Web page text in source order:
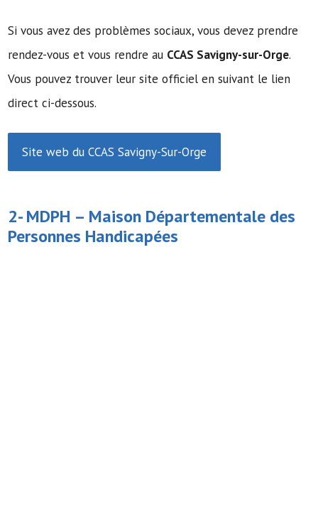
Si vous avez des problèmes sociaux, vous devez prendre
rendez-vous et vous rendre au CCAS Savigny-sur-Orge.
Vous pouvez trouver leur site officiel en suivant le lien
direct ci-dessous.
Site web du CCAS Savigny-Sur-Orge
2- MDPH – Maison Départementale des
Personnes Handicapées